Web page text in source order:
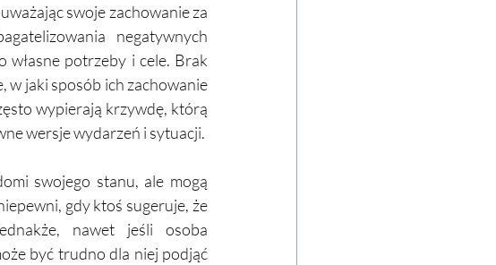
swoje zachowanie za
negatywnych
własne potrzeby i cele. Brak
jaki sposób ich zachowanie
wypierają krzywdę, którą
wersje wydarzeń i sytuacji.
swojego stanu, ale mogą
gdy ktoś sugeruje, że
nawet jeśli osoba
być trudno dla niej podjąć